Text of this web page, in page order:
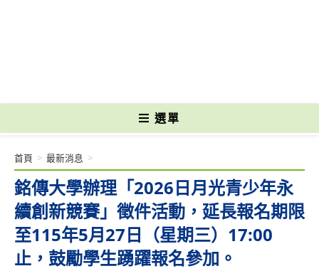
選單
銘傳大學辦理「2026日月光青少年永
續創新競賽」徵件活動，延長報名期限
至115年5月27日（星期三）17:00
止，鼓勵學生踴躍報名參加。
首頁 > 最新消息 >